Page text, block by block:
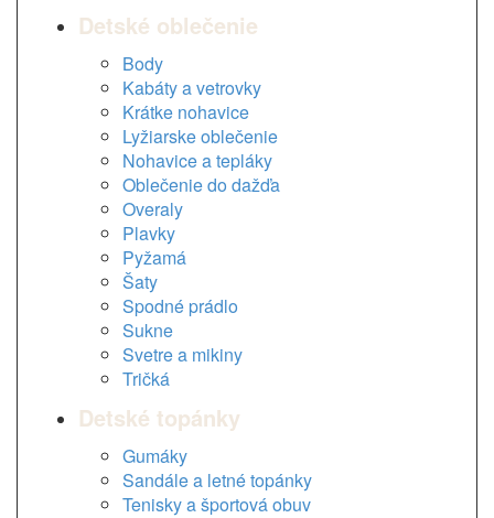
Detské oblečenie
Body
Kabáty a vetrovky
Krátke nohavice
Lyžiarske oblečenie
Nohavice a tepláky
Oblečenie do dažďa
Overaly
Plavky
Pyžamá
Šaty
Spodné prádlo
Sukne
Svetre a mikiny
Tričká
Detské topánky
Gumáky
Sandále a letné topánky
Tenisky a športová obuv